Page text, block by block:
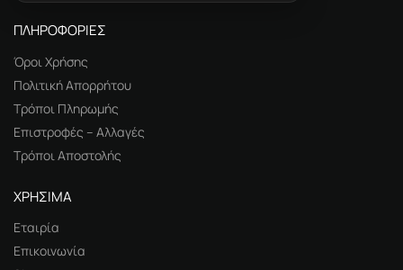
ΠΛΗΡΟΦΟΡΙΕΣ
Όροι Χρήσης
Πολιτική Απορρήτου
Τρόποι Πληρωμής
Επιστροφές – Αλλαγές
Τρόποι Αποστολής
ΧΡΗΣΙΜΑ
Εταιρία
Επικοινωνία